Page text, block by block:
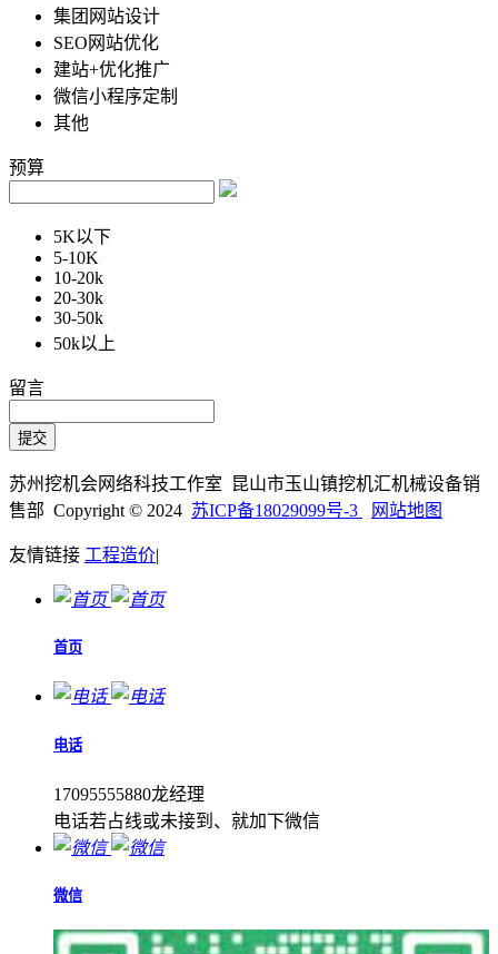
集团网站设计
SEO网站优化
建站+优化推广
微信小程序定制
其他
预算
5K以下
5-10K
10-20k
20-30k
30-50k
50k以上
留言
苏州挖机会网络科技工作室 昆山市玉山镇挖机汇机械设备销
售部 Copyright © 2024 苏ICP备18029099号-3 网站地图
友情链接 工程造价|
首页
电话
17095555880龙经理
电话若占线或未接到、就加下微信
微信